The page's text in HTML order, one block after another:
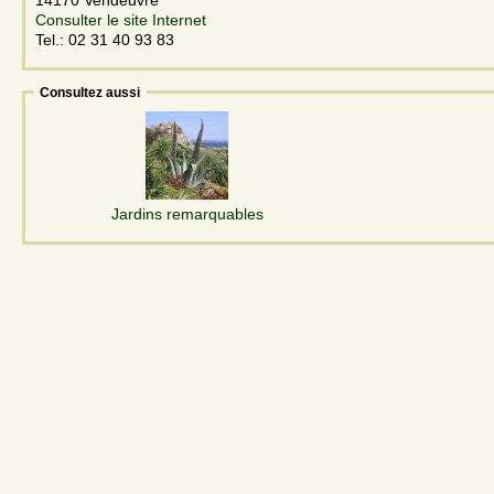
Consulter le site Internet
Tel.: 02 31 40 93 83
Consultez aussi
Jardins remarquables